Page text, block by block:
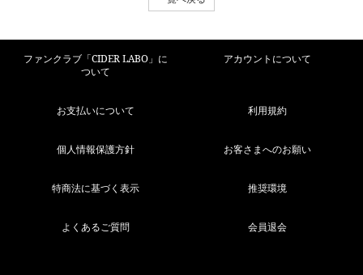
ファンクラブ「CIDER LABO」に
ついて
アカウントについて
お支払いについて 利用規約
個人情報保護方針 お客さまへのお願い
特商法に基づく表示 推奨環境
よくあるご質問 会員退会